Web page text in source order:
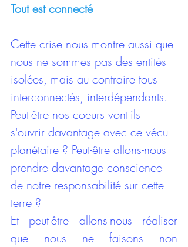
Tout est connecté
Cette crise nous montre aussi que
nous ne sommes pas des entités
isolées, mais au contraire tous
interconnectés, interdépendants.
Peut-être nos coeurs vont-ils
s'ouvrir davantage avec ce vécu
planétaire ? Peut-être allons-nous
prendre davantage conscience
de notre responsabilité sur cette
terre ?
Et peut-être allons-nous réaliser
que nous ne faisons non